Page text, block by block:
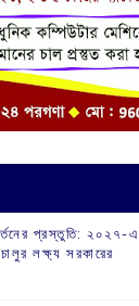
প্রস্তুতি:
লক্ষ্য সরকারের